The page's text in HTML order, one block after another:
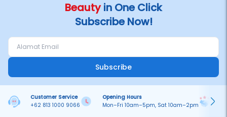
Beautyin One Click
Subscribe Now!
Subscribe
Customer Service
+62 813 1000 9066
Opening Hours
Mon–Fri 10am–5pm, Sat 10am–2pm